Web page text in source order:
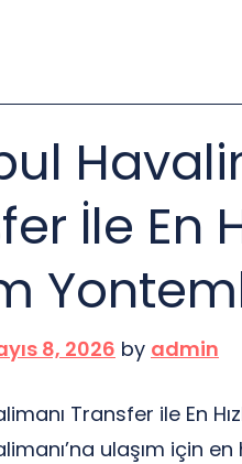
İle En
8, 2026 by admin
Transfer ile En
ulaşım için en